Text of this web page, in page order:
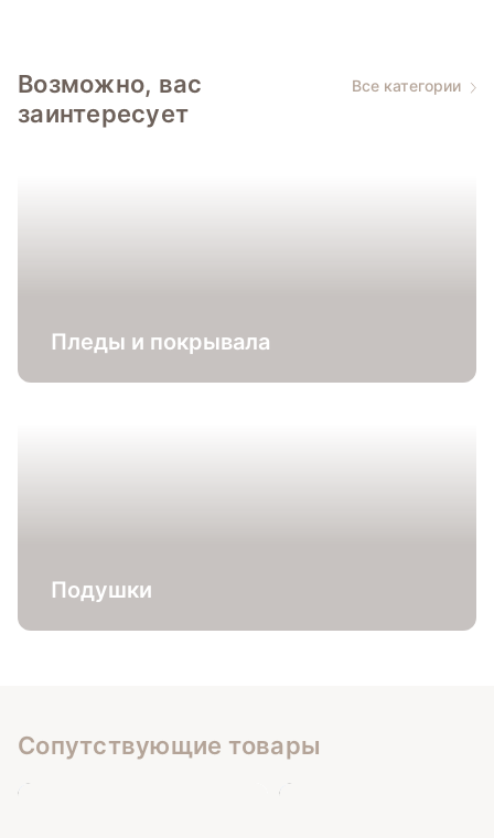
Возможно, вас
заинтересует
Все категории
Пледы и покрывала
Подушки
Сопутствующие товары